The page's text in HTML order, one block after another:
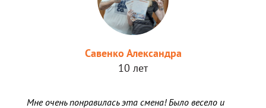
Савенко Александра
10 лет
Мне очень понравилась эта смена! Было весело и